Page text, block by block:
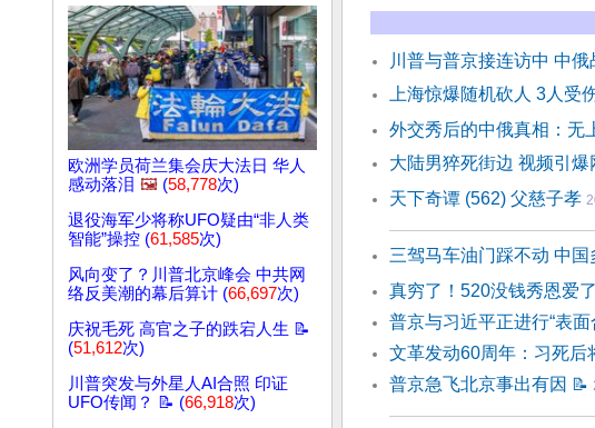
欧洲学员荷兰集会庆大法日 华人
感动落泪 🖼️ (58,778次)
退役海军少将称UFO疑由“非人类
智能”操控 (61,585次)
风向变了？川普北京峰会 中共网
络反美潮的幕后算计 (66,697次)
庆祝毛死 高官之子的跌宕人生 📝
(51,612次)
川普突发与外星人AI合照 印证
UFO传闻？ 📝 (66,918次)
川普与普京接连访中 中
上海惊爆随机砍人 3人受
外交秀后的中俄真相：无
大陆男猝死街边 视频引爆
天下奇谭 (562) 父慈子孝
三驾马车油门踩不动 中国
真穷了！520没钱秀恩爱
普京与习近平正进行“表
文革发动60周年：习死后
普京急飞北京事出有因 📝